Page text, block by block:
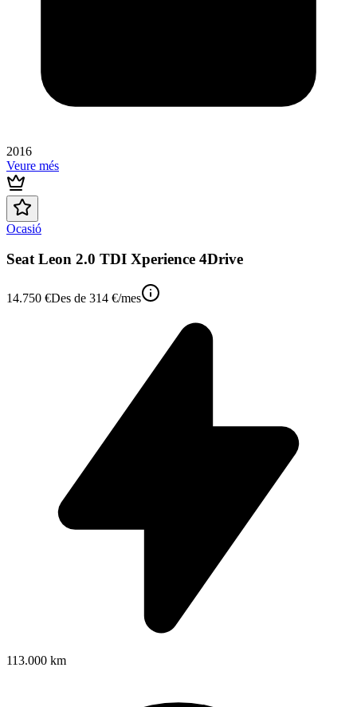
2016
Veure més
Ocasió
Seat Leon 2.0 TDI Xperience 4Drive
14.750 €Des de 314 €/mes
113.000 km